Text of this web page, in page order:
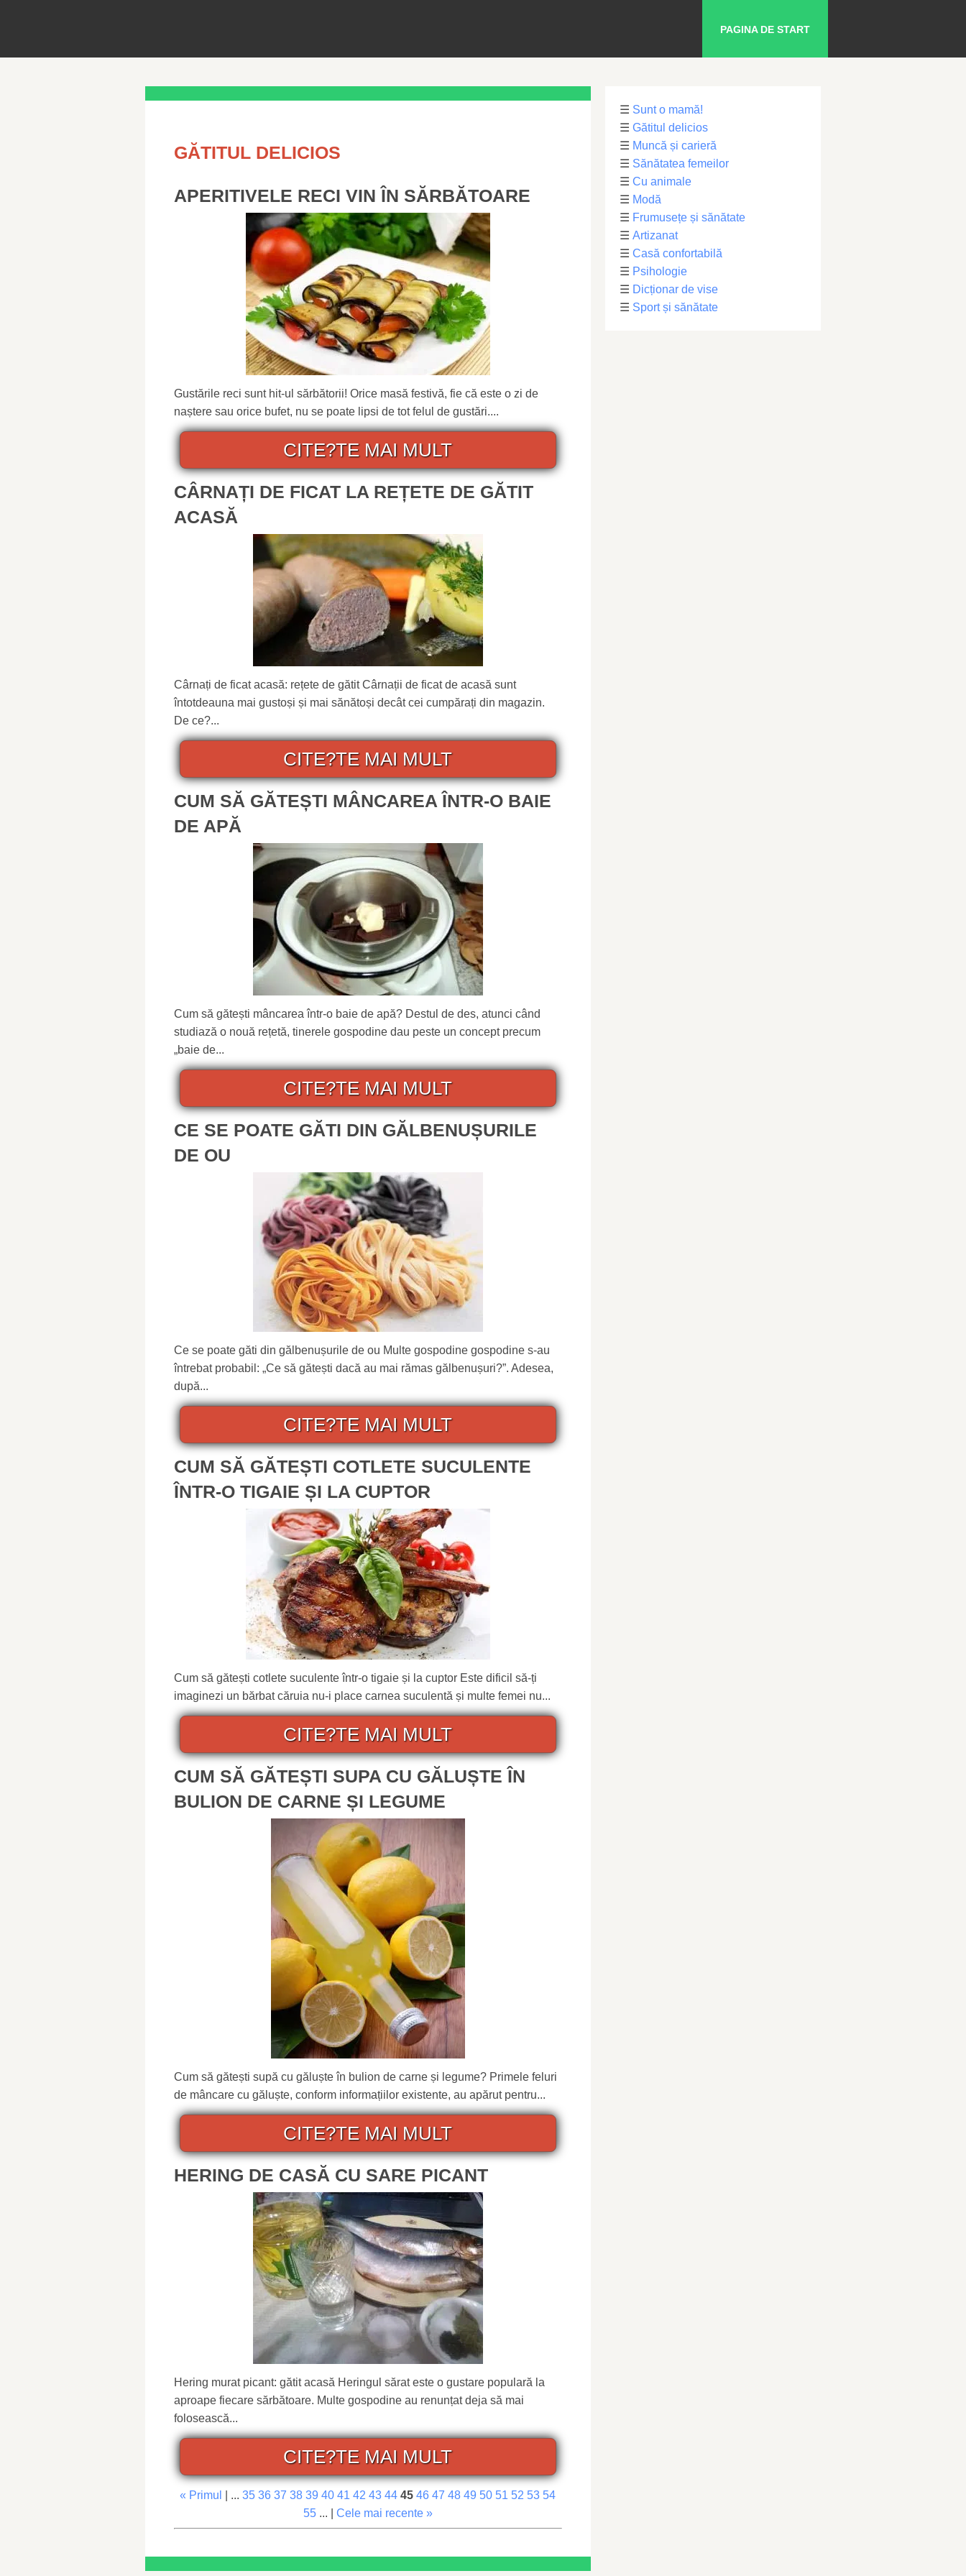
PAGINA DE START
GĂTITUL DELICIOS
APERITIVELE RECI VIN ÎN SĂRBĂTOARE
Gustările reci sunt hit-ul sărbătorii! Orice masă festivă, fie că este o zi de
naștere sau orice bufet, nu se poate lipsi de tot felul de gustări....
CITE?TE MAI MULT
CÂRNAȚI DE FICAT LA REȚETE DE GĂTIT
ACASĂ
Cârnați de ficat acasă: rețete de gătit Cârnații de ficat de acasă sunt
întotdeauna mai gustoși și mai sănătoși decât cei cumpărați din magazin.
De ce?...
CITE?TE MAI MULT
CUM SĂ GĂTEȘTI MÂNCAREA ÎNTR-O BAIE
DE APĂ
Cum să gătești mâncarea într-o baie de apă? Destul de des, atunci când
studiază o nouă rețetă, tinerele gospodine dau peste un concept precum
„baie de...
CITE?TE MAI MULT
CE SE POATE GĂTI DIN GĂLBENUȘURILE
DE OU
Ce se poate găti din gălbenușurile de ou Multe gospodine gospodine s-au
întrebat probabil: „Ce să gătești dacă au mai rămas gălbenușuri?”. Adesea,
după...
CITE?TE MAI MULT
CUM SĂ GĂTEȘTI COTLETE SUCULENTE
ÎNTR-O TIGAIE ȘI LA CUPTOR
Cum să gătești cotlete suculente într-o tigaie și la cuptor Este dificil să-ți
imaginezi un bărbat căruia nu-i place carnea suculentă și multe femei nu...
CITE?TE MAI MULT
CUM SĂ GĂTEȘTI SUPA CU GĂLUȘTE ÎN
BULION DE CARNE ȘI LEGUME
Cum să gătești supă cu găluște în bulion de carne și legume? Primele feluri
de mâncare cu găluște, conform informațiilor existente, au apărut pentru...
CITE?TE MAI MULT
HERING DE CASĂ CU SARE PICANT
Hering murat picant: gătit acasă Heringul sărat este o gustare populară la
aproape fiecare sărbătoare. Multe gospodine au renunțat deja să mai
folosească...
CITE?TE MAI MULT
« Primul | ...35 36 37 38 39 40 41 42 43 44 45 46 47 48 49 50 51 52 53 54
55... | Cele mai recente »
☰ Sunt o mamă!
☰ Gătitul delicios
☰ Muncă și carieră
☰ Sănătatea femeilor
☰ Cu animale
☰ Modă
☰ Frumusețe și sănătate
☰ Artizanat
☰ Casă confortabilă
☰ Psihologie
☰ Dicționar de vise
☰ Sport și sănătate